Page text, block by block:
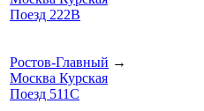
Поезд 222В
Ростов-Главный →
Москва Курская
Поезд 511С